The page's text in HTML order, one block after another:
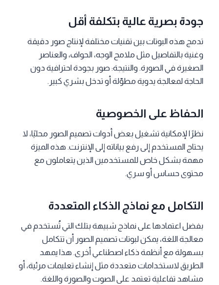
جودة بصرية عالية بتكلفة أقل
تدمج هذه البوتات بين تقنيات مختلفة لإنتاج صور دقيقة
وغنية بالتفاصيل مثل ملامح الوجه، الحواف، والعناصر
الصغيرة في الصورة. والنتيجة: صور بجودة احترافية دون
الحاجة لمعالجة يدوية مطوّلة أو تدخل بشري كبير.
الحفاظ على الخصوصية
نظرًا لإمكانية تشغيل بعض أدوات تصميم الصور محليًا، لا
يحتاج المستخدم إلى رفع بياناته إلى الإنترنت. هذه الميزة
مهمة بشكل خاص للمستخدمين الذين يتعاملون مع
محتوى حساس أو سري.
التكامل مع نماذج الذكاء المتعددة
بفضل اعتمادها على نماذج شبيهة بتلك التي تُستخدم في
معالجة اللغة، يمكن لبوتات تصميم الصور أن تتكامل
بسهولة مع أنظمة ذكاء اصطناعي أخرى. هذا يمهد
الطريق لاستخدامات متعددة مثل إنشاء تعليمات مرئية، أو
مشاهد تفاعلية تعتمد على الصوت والصورة واللغة.